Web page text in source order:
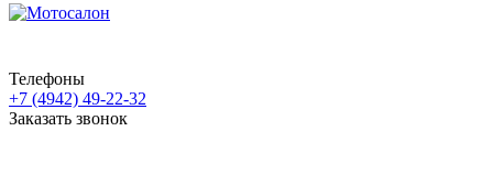
Телефоны
+7 (4942) 49-22-32
Заказать звонок